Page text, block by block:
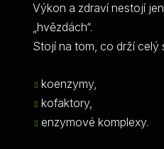
Výkon a zdraví nestojí
„hvězdách“.
Stojí na tom, co drží celý
koenzymy,
kofaktory,
enzymové komplexy.